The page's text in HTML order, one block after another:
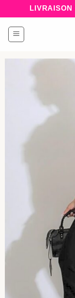
au
contenu
LIVRAISON